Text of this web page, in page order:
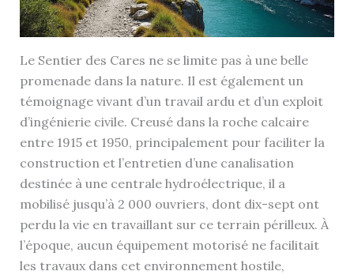
Le Sentier des Cares ne se limite pas à une belle
promenade dans la nature. Il est également un
témoignage vivant d’un travail ardu et d’un exploit
d’ingénierie civile. Creusé dans la roche calcaire
entre 1915 et 1950, principalement pour faciliter la
construction et l’entretien d’une canalisation
destinée à une centrale hydroélectrique, il a
mobilisé jusqu’à 2 000 ouvriers, dont dix-sept ont
perdu la vie en travaillant sur ce terrain périlleux. À
l’époque, aucun équipement motorisé ne facilitait
les travaux dans cet environnement hostile,